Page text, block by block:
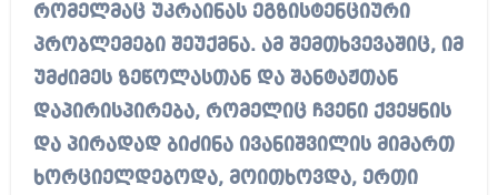
რომელმაც უკრაინას ეგზისტენციური
პრობლემები შეუქმნა. ამ შემთხვევაშიც, იმ
უმძიმეს ზეწოლასთან და შანტაჟთან
დაპირისპირება, რომელიც ჩვენი ქვეყნის
და პირადად ბიძინა ივანიშვილის მიმართ
ხორციელდებოდა, მოითხოვდა, ერთი